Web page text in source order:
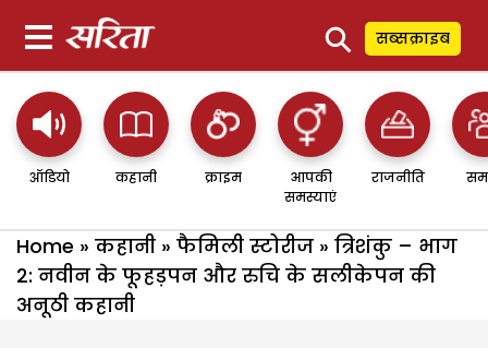
⚲ सब्सक्राइब
ऑडियो कहानी क्राइम
आपकी
समस्याएं
राजनीति
Home » कहानी » फैमिली स्टोरीज » त्रिशंकु – भाग
2: नवीन के फूहड़पन और रुचि के सलीकेपन की
अनूठी कहानी